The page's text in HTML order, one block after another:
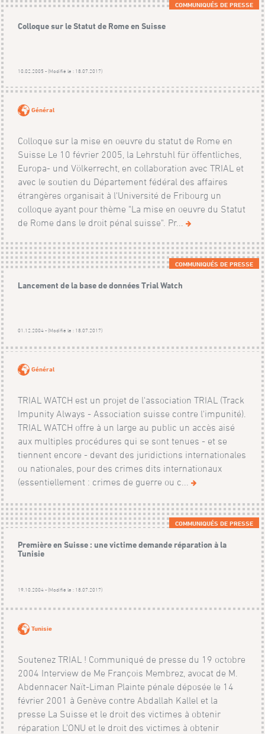
COMMUNIQUÉS DE PRESSE
Colloque sur le Statut de Rome en Suisse
10.02.2005 - (Modifié le : 18.07.2017)
Général
Colloque sur la mise en oeuvre du statut de Rome en
Suisse Le 10 février 2005, la Lehrstuhl für öffentliches,
Europa- und Völkerrecht, en collaboration avec TRIAL et
avec le soutien du Département fédéral des affaires
étrangères organisait à l'Université de Fribourg un
colloque ayant pour thème "La mise en oeuvre du Statut
de Rome dans le droit pénal suisse". Pr...
COMMUNIQUÉS DE PRESSE
Lancement de la base de données Trial Watch
01.12.2004 - (Modifié le : 18.07.2017)
Général
TRIAL WATCH est un projet de l'association TRIAL (Track
Impunity Always - Association suisse contre l'impunité).
TRIAL WATCH offre à un large au public un accès aisé
aux multiples procédures qui se sont tenues - et se
tiennent encore - devant des juridictions internationales
ou nationales, pour des crimes dits internationaux
(essentiellement : crimes de guerre ou c...
COMMUNIQUÉS DE PRESSE
Première en Suisse : une victime demande réparation à la
Tunisie
19.10.2004 - (Modifié le : 18.07.2017)
Tunisie
Soutenez TRIAL ! Communiqué de presse du 19 octobre
2004 Interview de Me François Membrez, avocat de M.
Abdennacer Naït-Liman Plainte pénale déposée le 14
février 2001 à Genève contre Abdallah Kallel et la
presse La Suisse et le droit des victimes à obtenir
réparation L'ONU et le droit des victimes à obtenir